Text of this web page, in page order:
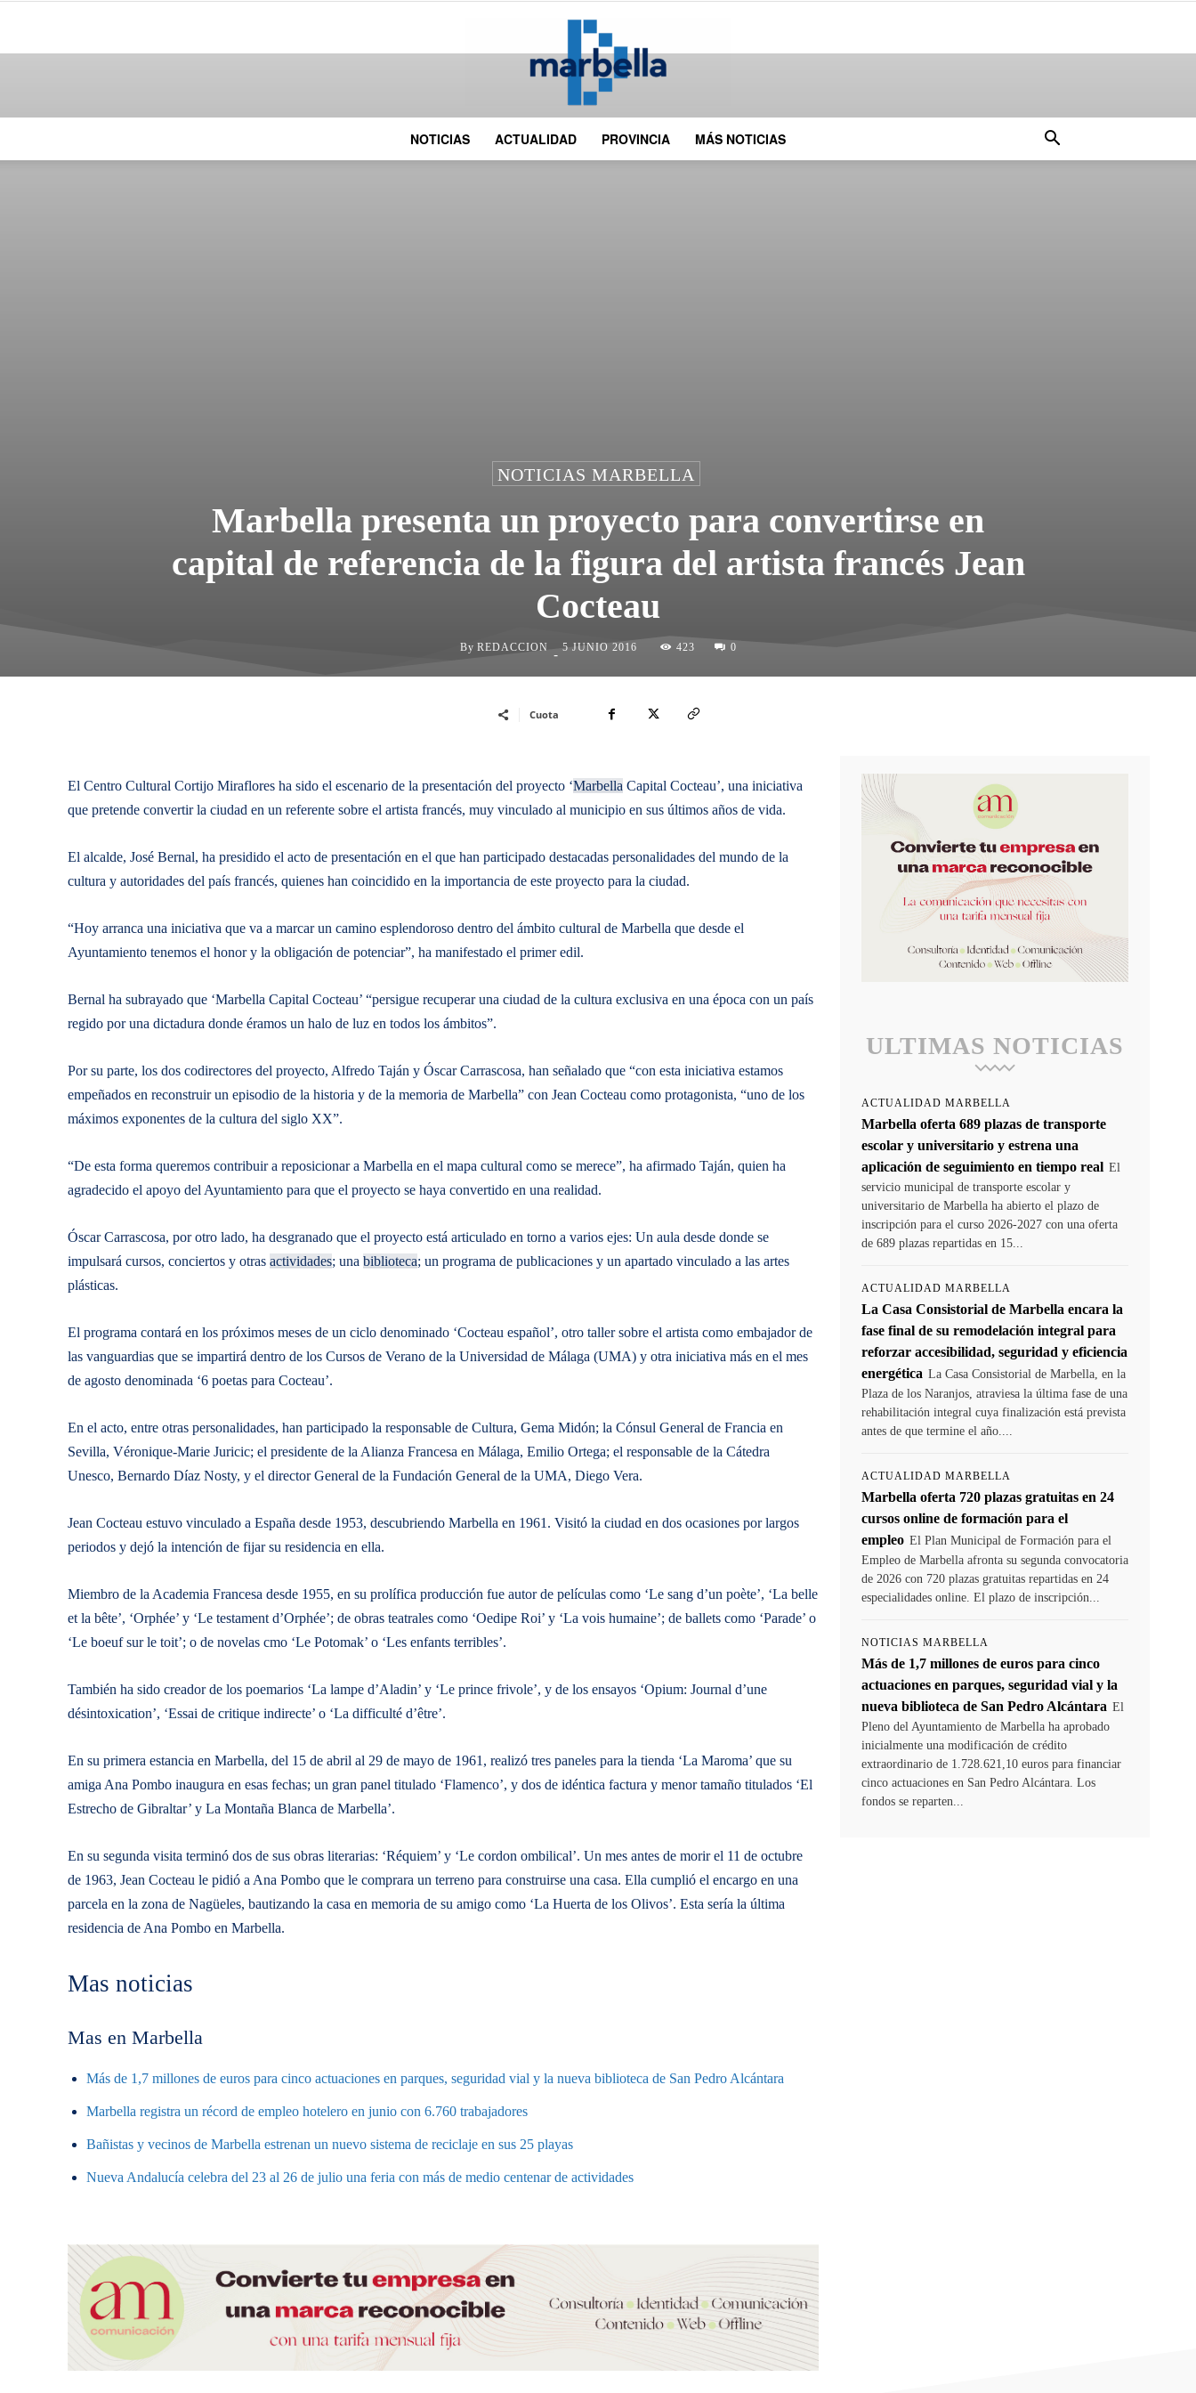
DMarbella
NOTICIAS ACTUALIDAD PROVINCIA MÁS NOTICIAS
NOTICIAS MARBELLA
Marbella presenta un proyecto para convertirse en
capital de referencia de la figura del artista francés Jean
Cocteau
By REDACCION - 5 JUNIO 2016 423 0
Cuota
El Centro Cultural Cortijo Miraflores ha sido el escenario de la presentación del proyecto ‘Marbella Capital Cocteau’, una iniciativa
que pretende convertir la ciudad en un referente sobre el artista francés, muy vinculado al municipio en sus últimos años de vida.
El alcalde, José Bernal, ha presidido el acto de presentación en el que han participado destacadas personalidades del mundo de la
cultura y autoridades del país francés, quienes han coincidido en la importancia de este proyecto para la ciudad.
“Hoy arranca una iniciativa que va a marcar un camino esplendoroso dentro del ámbito cultural de Marbella que desde el
Ayuntamiento tenemos el honor y la obligación de potenciar”, ha manifestado el primer edil.
Bernal ha subrayado que ‘Marbella Capital Cocteau’ “persigue recuperar una ciudad de la cultura exclusiva en una época con un país
regido por una dictadura donde éramos un halo de luz en todos los ámbitos”.
Por su parte, los dos codirectores del proyecto, Alfredo Taján y Óscar Carrascosa, han señalado que “con esta iniciativa estamos
empeñados en reconstruir un episodio de la historia y de la memoria de Marbella” con Jean Cocteau como protagonista, “uno de los
máximos exponentes de la cultura del siglo XX”.
“De esta forma queremos contribuir a reposicionar a Marbella en el mapa cultural como se merece”, ha afirmado Taján, quien ha
agradecido el apoyo del Ayuntamiento para que el proyecto se haya convertido en una realidad.
Óscar Carrascosa, por otro lado, ha desgranado que el proyecto está articulado en torno a varios ejes: Un aula desde donde se
impulsará cursos, conciertos y otras actividades; una biblioteca; un programa de publicaciones y un apartado vinculado a las artes
plásticas.
El programa contará en los próximos meses de un ciclo denominado ‘Cocteau español’, otro taller sobre el artista como embajador de
las vanguardias que se impartirá dentro de los Cursos de Verano de la Universidad de Málaga (UMA) y otra iniciativa más en el mes
de agosto denominada ‘6 poetas para Cocteau’.
En el acto, entre otras personalidades, han participado la responsable de Cultura, Gema Midón; la Cónsul General de Francia en
Sevilla, Véronique-Marie Juricic; el presidente de la Alianza Francesa en Málaga, Emilio Ortega; el responsable de la Cátedra
Unesco, Bernardo Díaz Nosty, y el director General de la Fundación General de la UMA, Diego Vera.
Jean Cocteau estuvo vinculado a España desde 1953, descubriendo Marbella en 1961. Visitó la ciudad en dos ocasiones por largos
periodos y dejó la intención de fijar su residencia en ella.
Miembro de la Academia Francesa desde 1955, en su prolífica producción fue autor de películas como ‘Le sang d’un poète’, ‘La belle
et la bête’, ‘Orphée’ y ‘Le testament d’Orphée’; de obras teatrales como ‘Oedipe Roi’ y ‘La vois humaine’; de ballets como ‘Parade’ o
‘Le boeuf sur le toit’; o de novelas cmo ‘Le Potomak’ o ‘Les enfants terribles’.
También ha sido creador de los poemarios ‘La lampe d’Aladin’ y ‘Le prince frivole’, y de los ensayos ‘Opium: Journal d’une
désintoxication’, ‘Essai de critique indirecte’ o ‘La difficulté d’être’.
En su primera estancia en Marbella, del 15 de abril al 29 de mayo de 1961, realizó tres paneles para la tienda ‘La Maroma’ que su
amiga Ana Pombo inaugura en esas fechas; un gran panel titulado ‘Flamenco’, y dos de idéntica factura y menor tamaño titulados ‘El
Estrecho de Gibraltar’ y La Montaña Blanca de Marbella’.
En su segunda visita terminó dos de sus obras literarias: ‘Réquiem’ y ‘Le cordon ombilical’. Un mes antes de morir el 11 de octubre
de 1963, Jean Cocteau le pidió a Ana Pombo que le comprara un terreno para construirse una casa. Ella cumplió el encargo en una
parcela en la zona de Nagüeles, bautizando la casa en memoria de su amigo como ‘La Huerta de los Olivos’. Esta sería la última
residencia de Ana Pombo en Marbella.
Mas noticias
Mas en Marbella
Más de 1,7 millones de euros para cinco actuaciones en parques, seguridad vial y la nueva biblioteca de San Pedro Alcántara
Marbella registra un récord de empleo hotelero en junio con 6.760 trabajadores
Bañistas y vecinos de Marbella estrenan un nuevo sistema de reciclaje en sus 25 playas
Nueva Andalucía celebra del 23 al 26 de julio una feria con más de medio centenar de actividades
ULTIMAS NOTICIAS
ACTUALIDAD MARBELLA
Marbella oferta 689 plazas de transporte
escolar y universitario y estrena una
aplicación de seguimiento en tiempo real El
servicio municipal de transporte escolar y
universitario de Marbella ha abierto el plazo de
inscripción para el curso 2026-2027 con una oferta
de 689 plazas repartidas en 15...
ACTUALIDAD MARBELLA
La Casa Consistorial de Marbella encara la
fase final de su remodelación integral para
reforzar accesibilidad, seguridad y eficiencia
energética La Casa Consistorial de Marbella, en la
Plaza de los Naranjos, atraviesa la última fase de una
rehabilitación integral cuya finalización está prevista
antes de que termine el año....
ACTUALIDAD MARBELLA
Marbella oferta 720 plazas gratuitas en 24
cursos online de formación para el
empleo El Plan Municipal de Formación para el
Empleo de Marbella afronta su segunda convocatoria
de 2026 con 720 plazas gratuitas repartidas en 24
especialidades online. El plazo de inscripción...
NOTICIAS MARBELLA
Más de 1,7 millones de euros para cinco
actuaciones en parques, seguridad vial y la
nueva biblioteca de San Pedro Alcántara El
Pleno del Ayuntamiento de Marbella ha aprobado
inicialmente una modificación de crédito
extraordinario de 1.728.621,10 euros para financiar
cinco actuaciones en San Pedro Alcántara. Los
fondos se reparten...